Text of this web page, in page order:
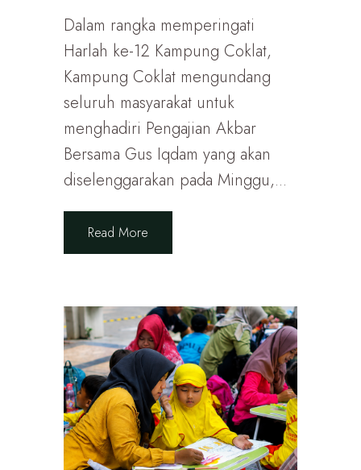
Dalam rangka memperingati
Harlah ke-12 Kampung Coklat,
Kampung Coklat mengundang
seluruh masyarakat untuk
menghadiri Pengajian Akbar
Bersama Gus Iqdam yang akan
diselenggarakan pada Minggu,...
Read More